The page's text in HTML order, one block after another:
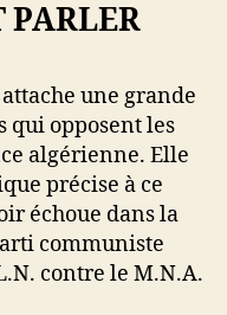
PARLER
une grande
qui opposent les
algérienne. Elle
précise à ce
échoue dans la
communiste
contre le M.N.A.